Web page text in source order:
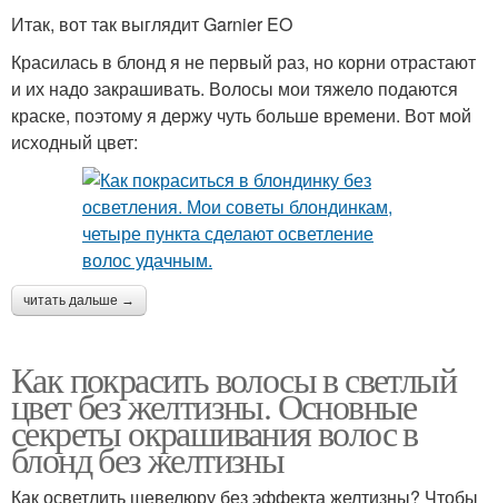
Итак, вот так выглядит Garnier EO
Красилась в блонд я не первый раз, но корни отрастают
и их надо закрашивать. Волосы мои тяжело подаются
краске, поэтому я держу чуть больше времени. Вот мой
исходный цвет:
читать дальше →
Как покрасить волосы в светлый
цвет без желтизны. Основные
секреты окрашивания волос в
блонд без желтизны
Как осветлить шевелюру без эффекта желтизны? Чтобы